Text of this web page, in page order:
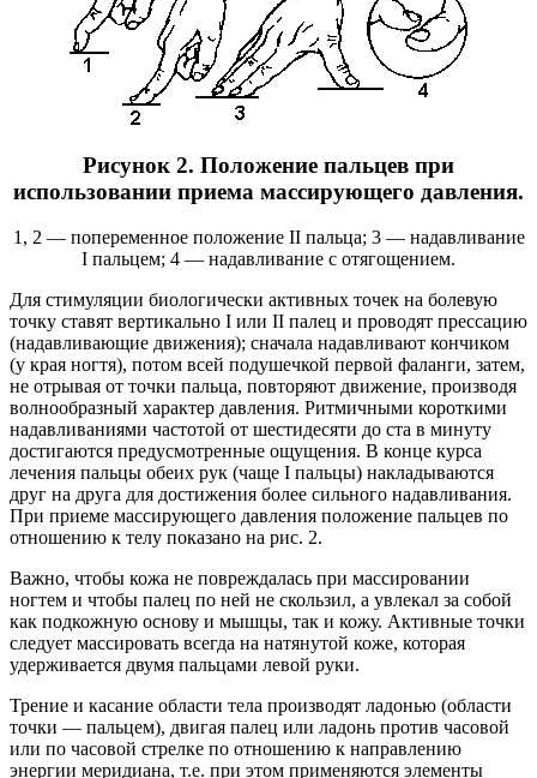
Рисунок 2. Положение пальцев при
использовании приема массирующего давления.
1, 2 — попеременное положение II пальца; 3 — надавливание
I пальцем; 4 — надавливание с отягощением.
Для стимуляции биологически активных точек на болевую
точку ставят вертикально I или II палец и проводят прессацию
(надавливающие движения); сначала надавливают кончиком
(у края ногтя), потом всей подушечкой первой фаланги, затем,
не отрывая от точки пальца, повторяют движение, производя
волнообразный характер давления. Ритмичными короткими
надавливаниями частотой от шестидесяти до ста в минуту
достигаются предусмотренные ощущения. В конце курса
лечения пальцы обеих рук (чаще I пальцы) накладываются
друг на друга для достижения более сильного надавливания.
При приеме массирующего давления положение пальцев по
отношению к телу показано на рис. 2.
Важно, чтобы кожа не повреждалась при массировании
ногтем и чтобы палец по ней не скользил, а увлекал за собой
как подкожную основу и мышцы, так и кожу. Активные точки
следует массировать всегда на натянутой коже, которая
удерживается двумя пальцами левой руки.
Трение и касание области тела производят ладонью (области
точки — пальцем), двигая палец или ладонь против часовой
или по часовой стрелке по отношению к направлению
энергии меридиана, т.е. при этом применяются элементы